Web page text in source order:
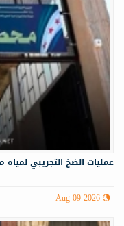
عمليات الضخ التجريبي
Aug 09 2026